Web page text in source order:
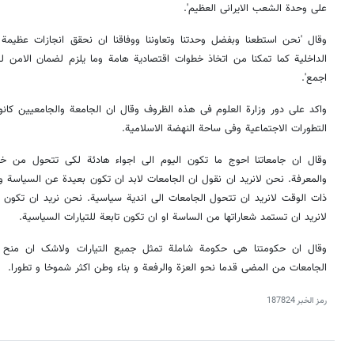
علی وحدة الشعب الایرانی العظیم'.
وقال 'نحن استطعنا وبفضل وحدتنا وتعاوننا ووفاقنا ان نحقق انجازات
الداخلیة کما تمکنا من اتخاذ خطوات اقتصادیة هامة وما یلزم لضمان
اجمع'.
واکد علی دور وزارة العلوم فی هذه الظروف وقال ان الجامعة والجامعیین
التطورات الاجتماعیة وفی ساحة النهضة الاسلامیة.
وقال ان جامعاتنا احوج ما تکون الیوم الی اجواء هادئة لکی تتحول من
والمعرفة. نحن لانرید ان نقول ان الجامعات لابد ان تکون بعیدة عن السیاسة
ذات الوقت لانرید ان تتحول الجامعات الی اندیة سیاسیة. نحن نرید ان تکون
لانرید ان تستمد شعاراتها من الساسة او ان تکون تابعة للتیارات السیاسیة.
وقال ان حکومتنا هی حکومة شاملة تمثل جمیع التیارات ولاشک ان منح
الجامعات من المضی قدما نحو العزة والرفعة و بناء وطن اکثر شموخا و تطورا.
رمز الخبر187824